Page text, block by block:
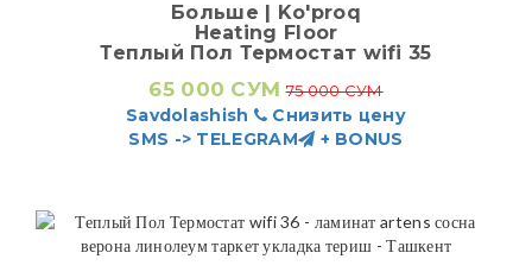
Больше | Ko'proq
Heating Floor
Теплый Пол Термостат wifi 35
65 000 СУМ 75 000 СУМ
Savdolashish
Снизить цену
SMS -> TELEGRAM
+ BONUS